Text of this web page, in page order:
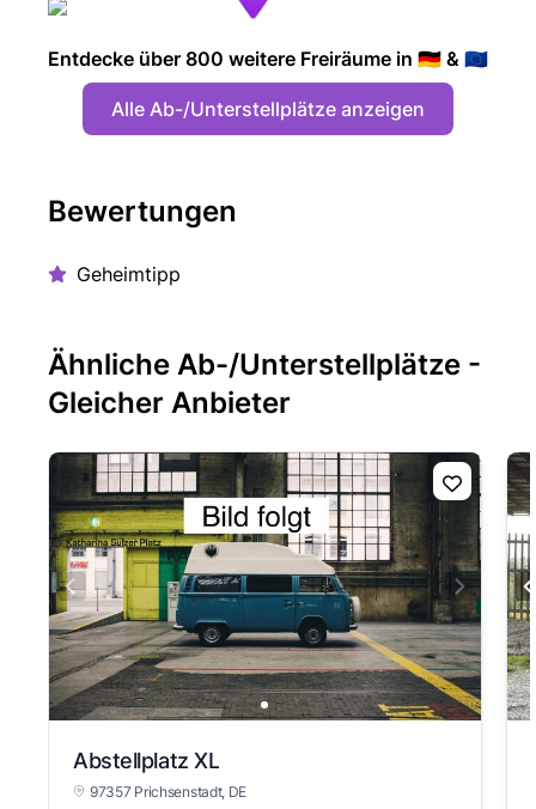
Entdecke über 800 weitere Freiräume in 🇩🇪 & 🇪🇺
Alle Ab-/Unterstellplätze anzeigen
Bewertungen
Geheimtipp
Ähnliche Ab-/Unterstellplätze -
Gleicher Anbieter
Abstellplatz XL
97357 Prichsenstadt, DE